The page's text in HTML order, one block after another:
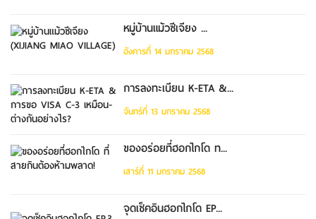
หมู่บ้านแม้วซีเจียง ...
อังคารที่ 14 มกราคม 2568
การลงทะเบียน K-ETA &...
จันทร์ที่ 13 มกราคม 2568
ของอร่อยที่ฮอกไกโด ท...
เสาร์ที่ 11 มกราคม 2568
จุดเช็คอินฮอกไกโด EP...